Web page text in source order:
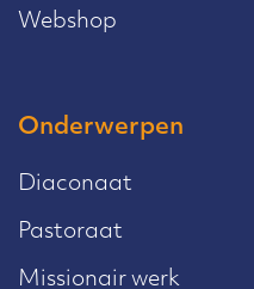
Webshop
Onderwerpen
Diaconaat
Pastoraat
Missionair werk